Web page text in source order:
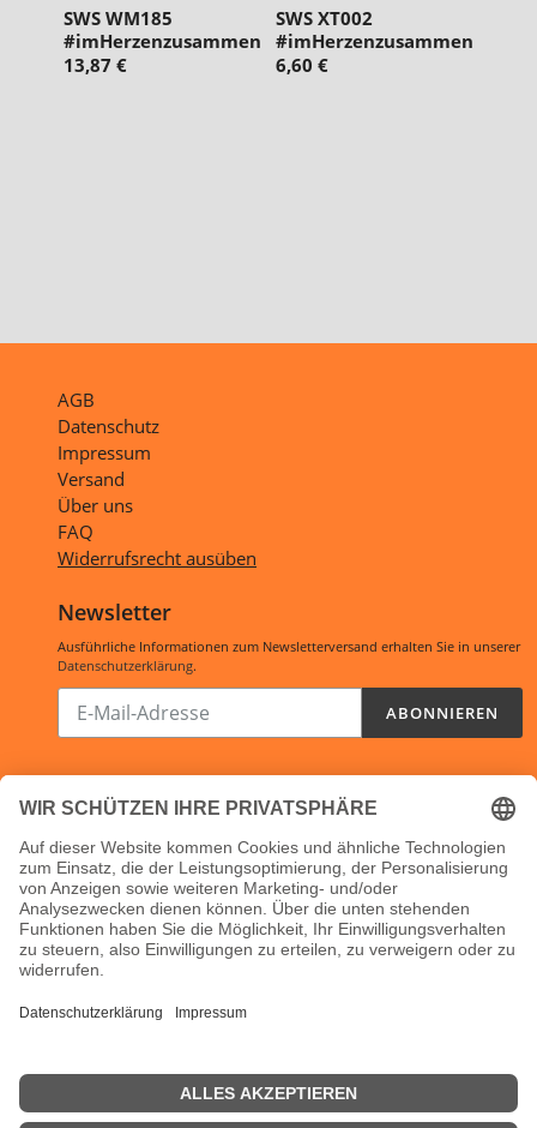
SWS WM185
#imHerzenzusammen
13,87 €
SWS XT002
#imHerzenzusammen
6,60 €
AGB
Datenschutz
Impressum
Versand
Über uns
FAQ
Widerrufsrecht ausüben
Newsletter
Ausführliche Informationen zum Newsletterversand erhalten Sie in unserer
Datenschutzerklärung.
Abonnieren
unsere
ABONNIEREN
Öffnungszeiten:
Shop:24/7
Ladenlokal:
Mo, Di und Do: 10-16 Uhr
Fr: 10-14 Uhr
Mi: geschlossen
Bürozeiten:
Fr: 9-15 Uhr